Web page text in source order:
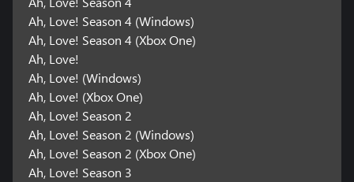
Ah, Love! Season 4 (Windows)
Ah, Love! Season 4 (Xbox One)
Ah, Love!
Ah, Love! (Windows)
Ah, Love! (Xbox One)
Ah, Love! Season 2
Ah, Love! Season 2 (Windows)
Ah, Love! Season 2 (Xbox One)
Ah, Love! Season 3